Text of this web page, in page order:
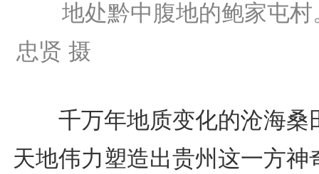
地处黔中腹地的鲍家屯村
忠贤 摄
千万年地质变化的沧海桑
天地伟力塑造出贵州这一方神